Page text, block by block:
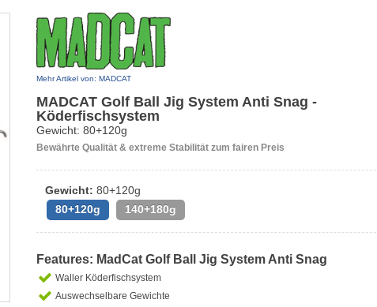
Mehr Artikel von: MADCAT
MADCAT Golf Ball Jig System Anti Snag -
Köderfischsystem
Gewicht: 80+120g
Bewährte Qualität & extreme Stabilität zum fairen Preis
Gewicht: 80+120g
80+120g 140+180g
Features: MadCat Golf Ball Jig System Anti Snag
Waller Köderfischsystem
Auswechselbare Gewichte